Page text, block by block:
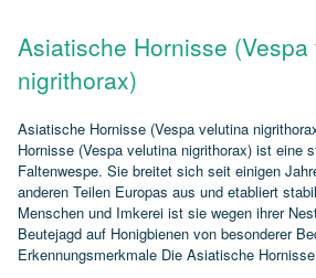
Asiatische Hornisse
nigrithorax)
Asiatische Hornisse (Vespa velutina
Hornisse (Vespa velutina nigrithorax) ist eine
Faltenwespe. Sie breitet sich seit einigen
anderen Teilen Europas aus und etabliert
Menschen und Imkerei ist sie wegen ihrer
Beutejagd auf Honigbienen von besonderer
Erkennungsmerkmale Die Asiatische